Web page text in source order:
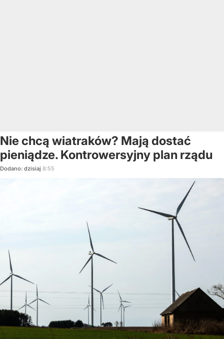
Nie chcą wiatraków? Mają dostać
pieniądze. Kontrowersyjny plan rządu
Dodano: dzisiaj 8:55